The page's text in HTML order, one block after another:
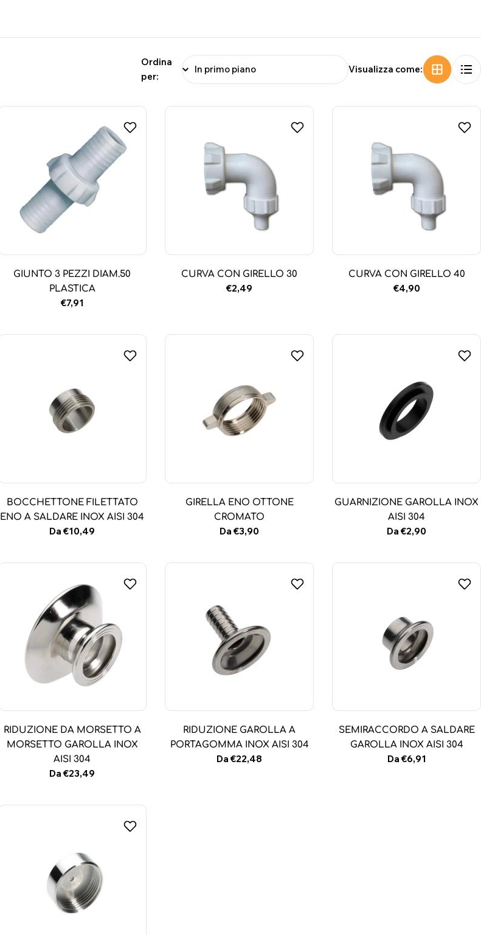
Ordina
per:
Visualizza come:
GIUNTO 3 PEZZI DIAM.50
PLASTICA
Prezzo
€7,91
CURVA CON GIRELLO 30
Prezzo
€2,49
CURVA CON GIRELLO 40
Prezzo
€4,90
BOCCHETTONE FILETTATO
ENO A SALDARE INOX AISI 304
Prezzo
Da €10,49
GIRELLA ENO OTTONE
CROMATO
Prezzo
Da €3,90
GUARNIZIONE GAROLLA INOX
AISI 304
Prezzo
Da €2,90
RIDUZIONE DA MORSETTO A
MORSETTO GAROLLA INOX
AISI 304
Prezzo
Da €23,49
RIDUZIONE GAROLLA A
PORTAGOMMA INOX AISI 304
Prezzo
Da €22,48
SEMIRACCORDO A SALDARE
GAROLLA INOX AISI 304
Prezzo
Da €6,91